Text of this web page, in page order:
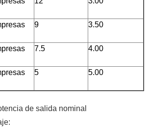
9 3.50
7.5 4.00
5 5.00
de salida nominal